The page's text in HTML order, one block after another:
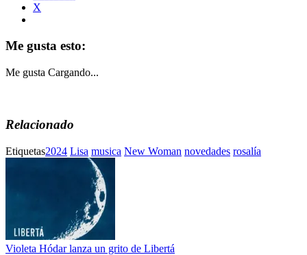
X
Me gusta esto:
Me gusta Cargando...
Relacionado
Etiquetas2024 Lisa musica New Woman novedades rosalía
Violeta Hódar lanza un grito de Libertá